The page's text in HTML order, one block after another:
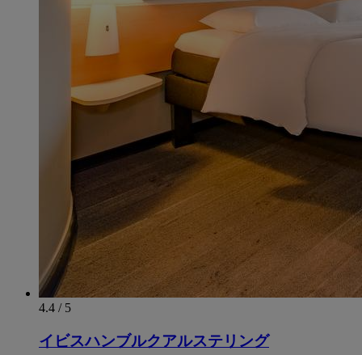
4.4 / 5
イビスハンブルクアルステリング